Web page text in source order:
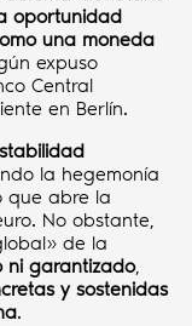
oportunidad
una moneda
expuso
Central
en Berlín.
la hegemonía
que abre la
No obstante,
de la
ni garantizado,
y sostenidas
.